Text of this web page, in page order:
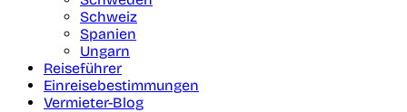
Schweiz
Spanien
Ungarn
Reiseführer
Einreisebestimmungen
Vermieter-Blog